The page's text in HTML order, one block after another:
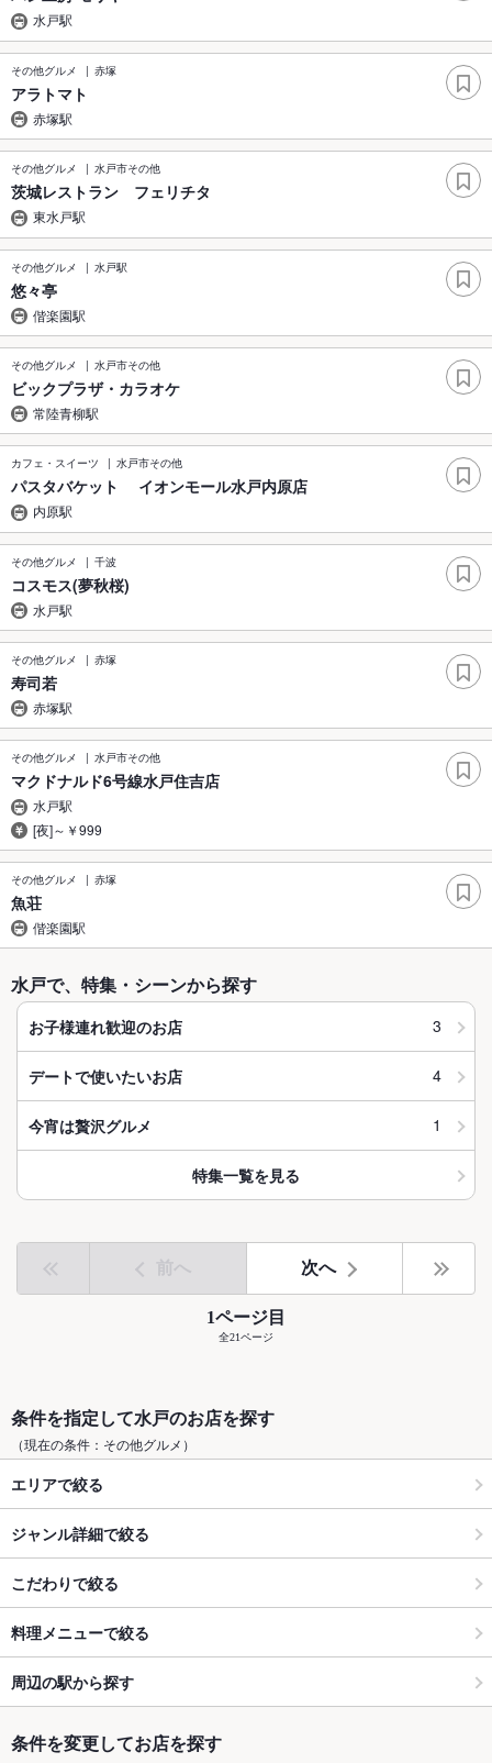
水戸駅
その他グルメ 赤塚
アラトマト
赤塚駅
その他グルメ 水戸市その他
茨城レストラン フェリチタ
東水戸駅
その他グルメ 水戸駅
悠々亭
偕楽園駅
その他グルメ 水戸市その他
ビックプラザ・カラオケ
常陸青柳駅
カフェ・スイーツ 水戸市その他
パスタバケット イオンモール水戸内原店
内原駅
その他グルメ 千波
コスモス(夢秋桜)
水戸駅
その他グルメ 赤塚
寿司若
赤塚駅
その他グルメ 水戸市その他
マクドナルド6号線水戸住吉店
水戸駅
[夜]～￥999
その他グルメ 赤塚
魚荘
偕楽園駅
水戸で、特集・シーンから探す
お子様連れ歓迎のお店 3
デートで使いたいお店 4
今宵は贅沢グルメ 1
特集一覧を見る
前へ 次へ
1ページ目
全21ページ
条件を指定して水戸のお店を探す
（現在の条件：その他グルメ）
エリアで絞る
ジャンル詳細で絞る
こだわりで絞る
料理メニューで絞る
周辺の駅から探す
条件を変更してお店を探す